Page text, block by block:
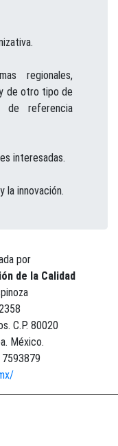
regionales,
de otro tipo de
de referencia
interesadas.
la innovación.
por
de la Calidad
C.P. 80020
México.